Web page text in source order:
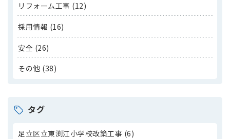
リフォーム工事 (12)
採用情報 (16)
安全 (26)
その他 (38)
タグ
足立区立東渕江小学校改築工事 (6)